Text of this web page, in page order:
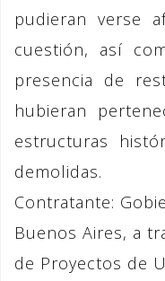
pudieran verse
cuestión, así
presencia de
hubieran
estructuras
demolidas.
Contratante:
Buenos Aires, a
de Proyectos de